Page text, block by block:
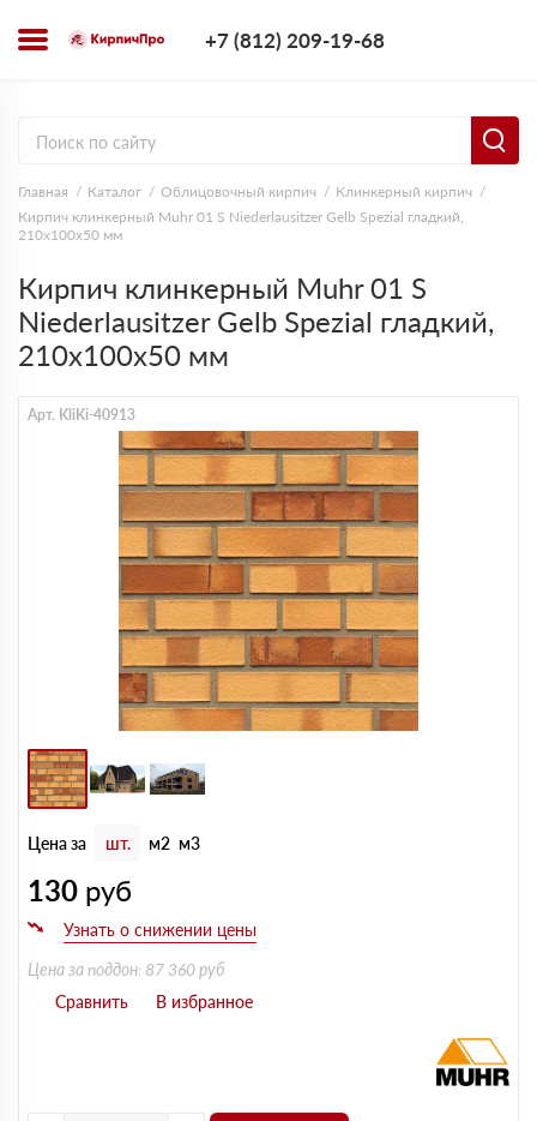
+7 (812) 209-19-68
Главная Каталог Облицовочный кирпич
Клинкерный кирпич
Кирпич клинкерный Muhr 01 S Niederlausitzer Gelb Spezial гладкий,
210х100х50 мм
Кирпич клинкерный Muhr 01 S
Niederlausitzer Gelb Spezial гладкий,
210х100х50 мм
Арт. KliKi-40913
Цена за шт. м2 м3
130 руб
Цена за поддон: 87 360 руб